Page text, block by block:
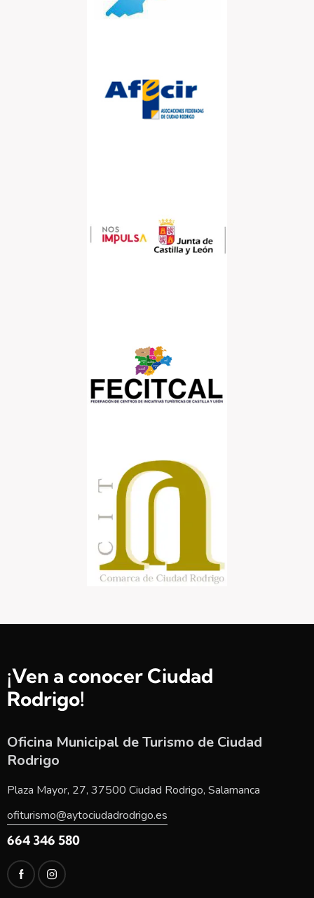
¡Ven a conocer Ciudad
Rodrigo!
Oficina Municipal de Turismo de Ciudad
Rodrigo
Plaza Mayor, 27, 37500 Ciudad Rodrigo, Salamanca
ofiturismo@aytociudadrodrigo.es
664 346 580